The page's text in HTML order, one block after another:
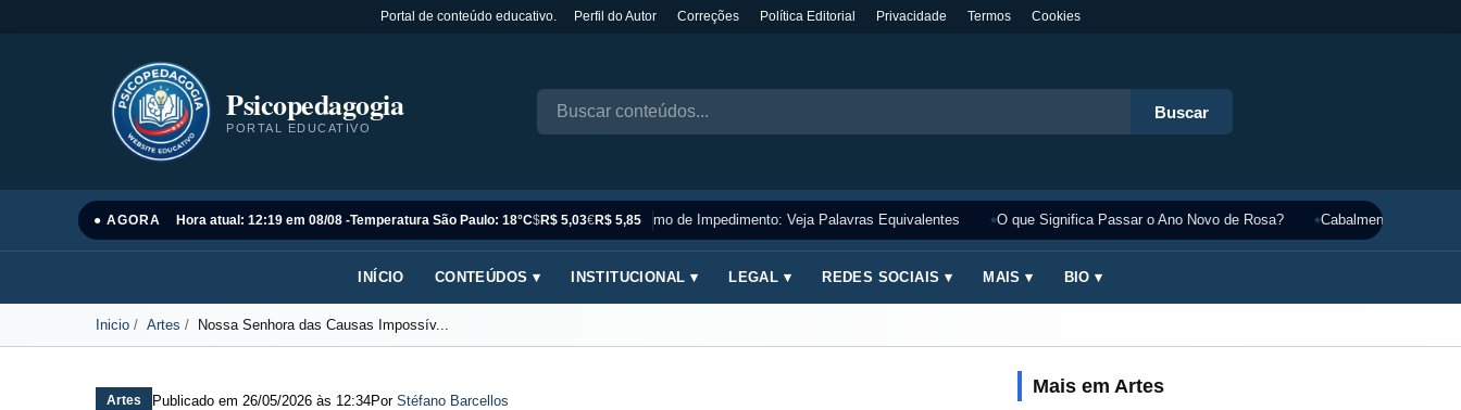
Portal de conteúdo educativo. Perfil do Autor Correções Política Editorial Privacidade Termos Cookies
Psicopedagogia
PORTAL EDUCATIVO
Buscar
● AGORA Hora atual: 12:19 em 08/08 -Temperatura São Paulo: 18°C$R$ 5,03€R$ 5,85
Sinônimo de Impedimento: Veja Palavras Equivalentes O que Significa Passar o Ano Novo de Rosa? Cabalmente
INÍCIO CONTEÚDOS ▾ INSTITUCIONAL ▾ LEGAL ▾ REDES SOCIAIS ▾ MAIS ▾ BIO ▾
Inicio Artes Nossa Senhora das Causas Impossív...
Artes Publicado em 26/05/2026 às 12:34Por Stéfano Barcellos
Mais em Artes